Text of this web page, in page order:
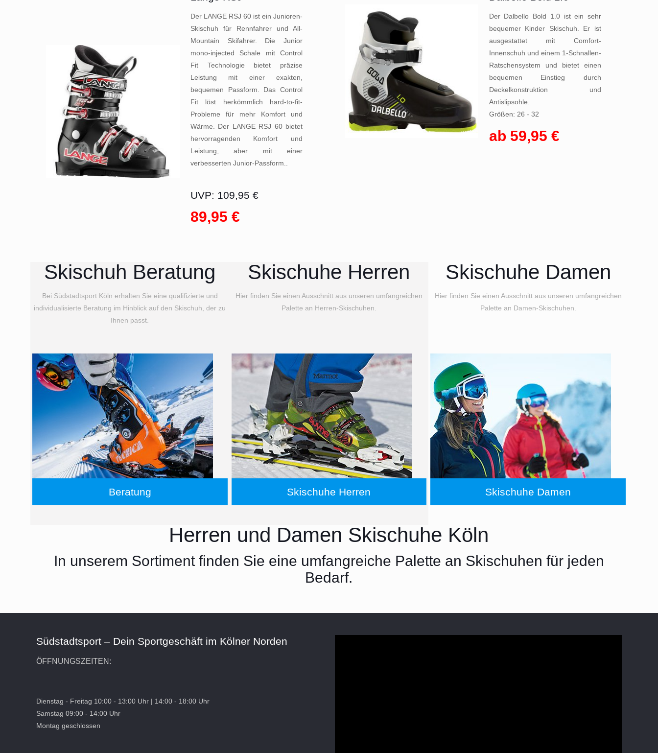
Der LANGE RSJ 60 ist ein Junioren-
Skischuh für Rennfahrer und All-
Mountain Skifahrer. Die Junior
mono-injected Schale mit Control
Fit Technologie bietet präzise
Leistung mit einer exakten,
bequemen Passform. Das Control
Fit löst herkömmlich hard-to-fit-
Probleme für mehr Komfort und
Wärme. Der LANGE RSJ 60 bietet
hervorragenden Komfort und
Leistung, aber mit einer
verbesserten Junior-Passform..
UVP: 109,95 €
89,95 €
Der Dalbello Bold 1.0 ist ein sehr
bequemer Kinder Skischuh. Er ist
ausgestattet mit Comfort-
Innenschuh und einem 1-Schnallen-
Ratschensystem und bietet einen
bequemen Einstieg durch
Deckelkonstruktion und
Antislipsohle.
Größen: 26 - 32
ab 59,95 €
Skischuh Beratung
Bei Südstadtsport Köln erhalten Sie eine qualifizierte und
individualisierte Beratung im Hinblick auf den Skischuh, der zu
Ihnen passt.
Beratung
Skischuhe Herren
Hier finden Sie einen Ausschnitt aus unseren umfangreichen
Palette an Herren-Skischuhen.
Skischuhe Herren
Skischuhe Damen
Hier finden Sie einen Ausschnitt aus unseren umfangreichen
Palette an Damen-Skischuhen.
Skischuhe Damen
Herren und Damen Skischuhe Köln
In unserem Sortiment finden Sie eine umfangreiche Palette an Skischuhen für jeden
Bedarf.
Südstadtsport – Dein Sportgeschäft im Kölner Norden
ÖFFNUNGSZEITEN:
Dienstag - Freitag 10:00 - 13:00 Uhr | 14:00 - 18:00 Uhr
Samstag 09:00 - 14:00 Uhr
Montag geschlossen